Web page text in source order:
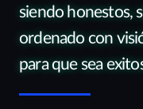
siendo honestos,
ordenado con
para que sea